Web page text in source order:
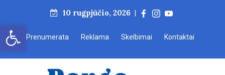
Open toolbar
10 rugpjūčio, 2026 |
Prenumerata Reklama Skelbimai Kontaktai